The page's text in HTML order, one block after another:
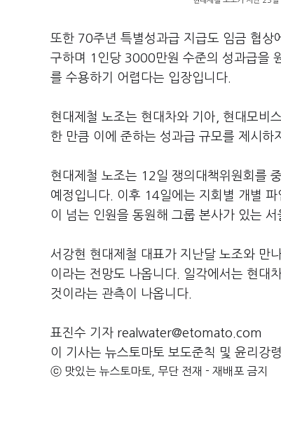
또한 70주년 특별성과급 지급도 임금 협상
구하며 1인당 3000만원 수준의 성과급을
를 수용하기 어렵다는 입장입니다.
현대제철 노조는 현대차와 기아, 현대모비
한 만큼 이에 준하는 성과급 규모를 제시하
현대제철 노조는 12일 쟁의대책위원회를
예정입니다. 이후 14일에는 지회별 개별
이 넘는 인원을 동원해 그룹 본사가 있는
서강현 현대제철 대표가 지난달 노조와 만
이라는 전망도 나옵니다. 일각에서는 현대
것이라는 관측이 나옵니다.
표진수 기자 realwater@etomato.com
이 기사는 뉴스토마토 보도준칙 및 윤리강
ⓒ 맛있는 뉴스토마토, 무단 전재 - 재배포 금지